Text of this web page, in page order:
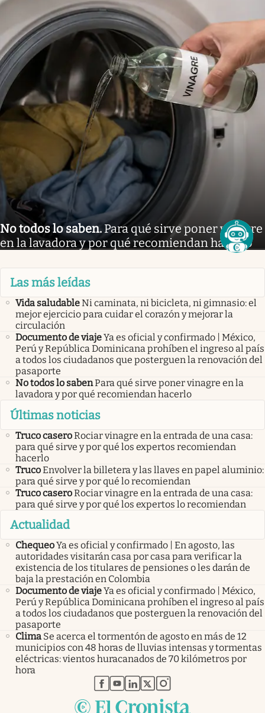
No todos lo saben. Para qué sirve poner vinagre
en la lavadora y por qué recomiendan hacerlo
Las más leídas
Vida saludableNi caminata, ni bicicleta, ni gimnasio: el
mejor ejercicio para cuidar el corazón y mejorar la
circulación
Documento de viajeYa es oficial y confirmado | México,
Perú y República Dominicana prohíben el ingreso al país
a todos los ciudadanos que posterguen la renovación del
pasaporte
No todos lo sabenPara qué sirve poner vinagre en la
lavadora y por qué recomiendan hacerlo
Últimas noticias
Truco caseroRociar vinagre en la entrada de una casa:
para qué sirve y por qué los expertos recomiendan
hacerlo
TrucoEnvolver la billetera y las llaves en papel aluminio:
para qué sirve y por qué lo recomiendan
Truco caseroRociar vinagre en la entrada de una casa:
para qué sirve y por qué los expertos lo recomiendan
Actualidad
ChequeoYa es oficial y confirmado | En agosto, las
autoridades visitarán casa por casa para verificar la
existencia de los titulares de pensiones o les darán de
baja la prestación en Colombia
Documento de viajeYa es oficial y confirmado | México,
Perú y República Dominicana prohíben el ingreso al país
a todos los ciudadanos que posterguen la renovación del
pasaporte
Clima Se acerca el tormentón de agosto en más de 12
municipios con 48 horas de lluvias intensas y tormentas
eléctricas: vientos huracanados de 70 kilómetros por
hora
abre en nueva pestaña
abre en nueva pestaña
abre en nueva pestaña
abre en nueva pestaña
abre en nueva pestaña